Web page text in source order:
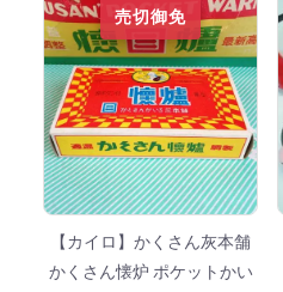
売切御免
【カイロ】かくさん灰本舗
かくさん懐炉 ポケットかい